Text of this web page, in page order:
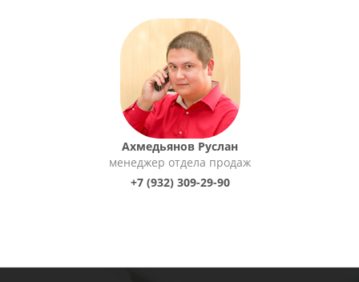
Ахмедьянов Руслан
менеджер отдела продаж
+7 (932) 309-29-90